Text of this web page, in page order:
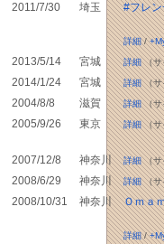
2011/7/30 埼玉 #フレン
詳細/
2013/5/14 宮城 詳細（サ
2014/1/24 宮城 詳細（サ
2004/8/8 滋賀 詳細（サ
2005/9/26 東京 詳細（サ
2007/12/8 神奈川 詳細（サ
2008/6/29 神奈川 詳細（サ
2008/10/31 神奈川 Ｏｍａ
詳細/